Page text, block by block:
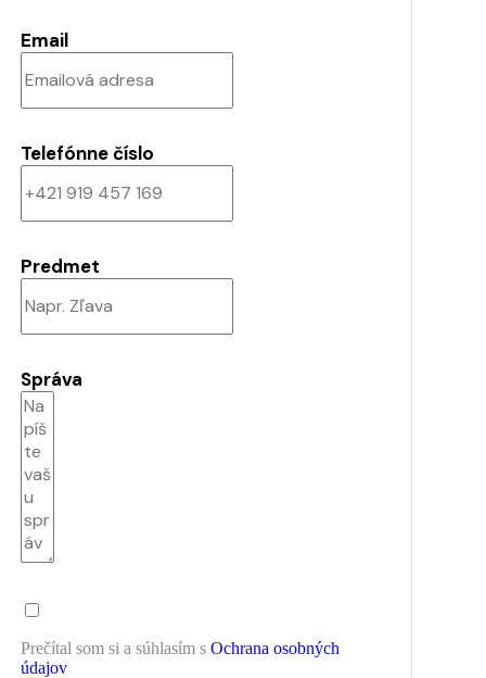
Email
Telefónne číslo
Predmet
Správa
Prečítal som si a súhlasím s Ochrana osobných
údajov